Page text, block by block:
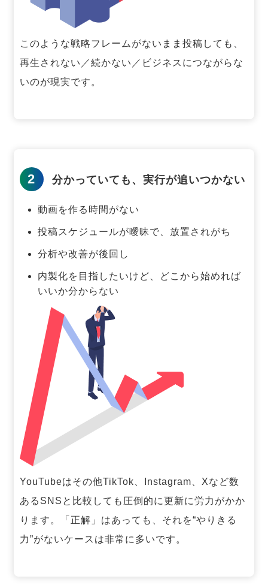
このような戦略フレームがないまま投稿しても、
再生されない／続かない／ビジネスにつながらな
いのが現実です。
2 分かっていても、実行が追いつかない
動画を作る時間がない
投稿スケジュールが曖昧で、放置されがち
分析や改善が後回し
内製化を目指したいけど、どこから始めれば
いいか分からない
YouTubeはその他TikTok、Instagram、Xなど数
あるSNSと比較しても圧倒的に更新に労力がかか
ります。「正解」はあっても、それを“やりきる
力”がないケースは非常に多いです。